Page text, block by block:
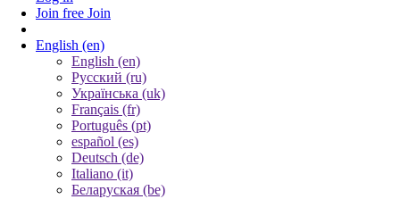
Join free Join
English (en)
English (en)
Русский (ru)
Українська (uk)
Français (fr)
Português (pt)
español (es)
Deutsch (de)
Italiano (it)
Беларуская (be)